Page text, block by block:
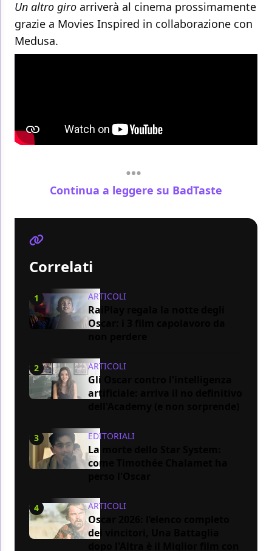
Un altro giro arriverà al cinema prossimamente
grazie a Movies Inspired in collaborazione con
Medusa.
Continua a leggere su BadTaste
Correlati
1 ARTICOLI
RaiPlay regala la notte degli
Oscar: i 3 film capolavoro da
2 ARTICOLI
Gli Oscar contro l'intelligenza
artificiale: arriva il no definitivo
3 EDITORIALI
La morte dello Star System:
come Timothée Chalamet ha
4 ARTICOLI
Oscar 2026: l’elenco completo
dei vincitori, Una Battaglia